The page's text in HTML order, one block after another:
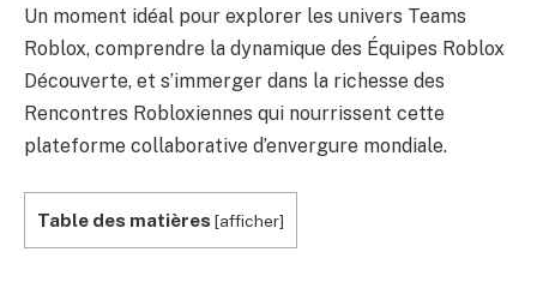
Un moment idéal pour explorer les univers Teams
Roblox, comprendre la dynamique des Équipes Roblox
Découverte, et s’immerger dans la richesse des
Rencontres Robloxiennes qui nourrissent cette
plateforme collaborative d’envergure mondiale.
Table des matières [afficher]